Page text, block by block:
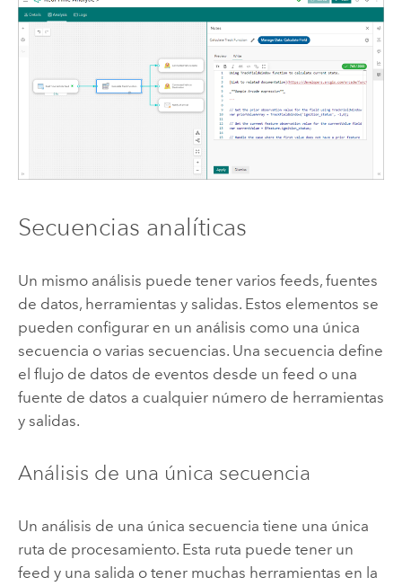
Secuencias analíticas
Un mismo análisis puede tener varios feeds, fuentes
de datos, herramientas y salidas. Estos elementos se
pueden configurar en un análisis como una única
secuencia o varias secuencias. Una secuencia define
el flujo de datos de eventos desde un feed o una
fuente de datos a cualquier número de herramientas
y salidas.
Análisis de una única secuencia
Un análisis de una única secuencia tiene una única
ruta de procesamiento. Esta ruta puede tener un
feed y una salida o tener muchas herramientas en la